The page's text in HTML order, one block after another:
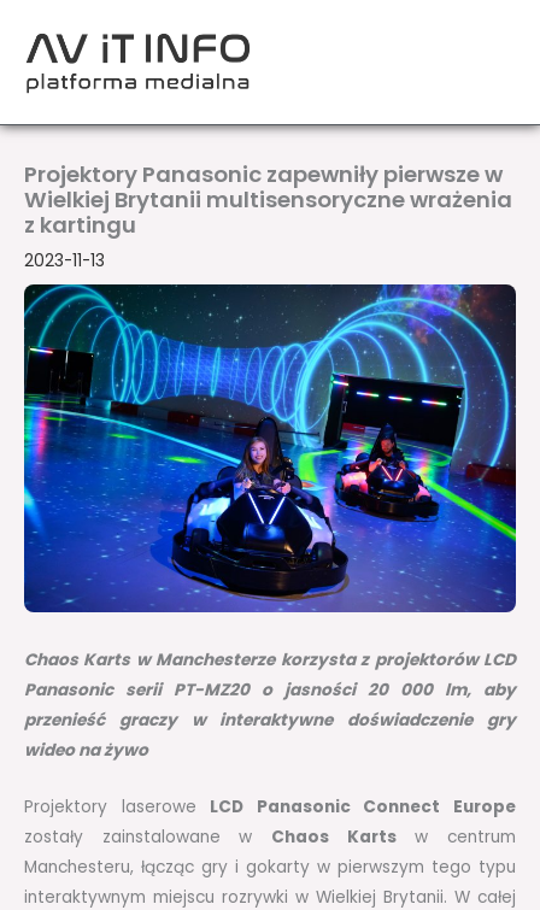
treści
Projektory Panasonic zapewniły pierwsze w
Wielkiej Brytanii multisensoryczne wrażenia
z kartingu
2023-11-13
Chaos Karts w Manchesterze korzysta z projektorów LCD
Panasonic serii PT-MZ20 o jasności 20 000 lm, aby
przenieść graczy w interaktywne doświadczenie gry
wideo na żywo
Projektory laserowe LCD Panasonic Connect Europe
zostały zainstalowane w Chaos Kartsw centrum
Manchesteru, łącząc gry i gokarty w pierwszym tego typu
interaktywnym miejscu rozrywki w Wielkiej Brytanii. W całej